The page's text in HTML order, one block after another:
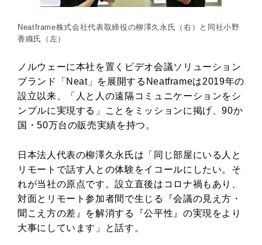
Neatframe株式会社代表取締役の柳澤久永氏（右）と同社小野
香織氏（左）
ノルウェーに本社を置くビデオ会議ソリューション
ブランド「Neat」を展開するNeatframeは2019年の
設立以来、「人と人の遠隔コミュニケーションをシ
ンプルに実現する」ことをミッションに掲げ、90か
国・50万台の販売実績を持つ。
日本法人代表の柳澤久永氏は「同じ部屋にいる人と
リモートで話す人との体験をイコールにしたい。そ
れが当社の原点です。設立直後はコロナ禍もあり、
対面とリモート参加者間で生じる『会議の見え方・
聞こえ方の差』を解消する『公平性』の実現をより
大事にしています」と話す。